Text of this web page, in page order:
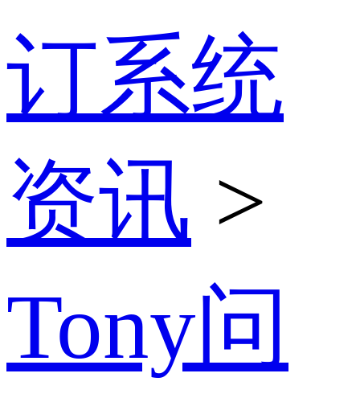
订系统
资讯 >
Tony问